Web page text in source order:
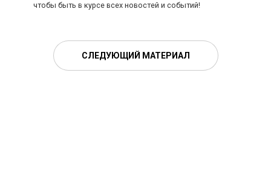
чтобы быть в курсе всех новостей и событий!
СЛЕДУЮЩИЙ МАТЕРИАЛ